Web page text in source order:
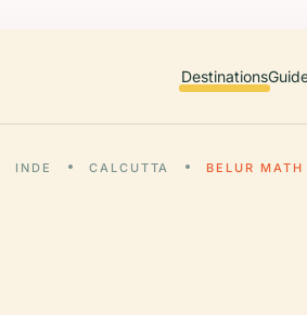
Destinations
INDE CALCUTTA BELUR MATH